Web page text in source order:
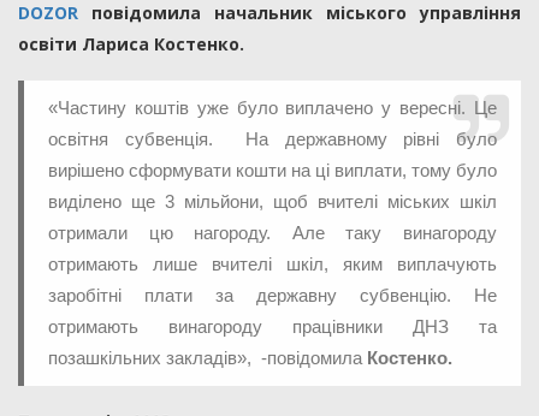
DOZOR повідомила начальник міського управління
освіти Лариса Костенко.
«Частину коштів уже було виплачено у вересні. Це
освітня субвенція. На державному рівні було
вирішено сформувати кошти на ці виплати, тому було
виділено ще 3 мільйони, щоб вчителі міських шкіл
отримали цю нагороду. Але таку винагороду
отримають лише вчителі шкіл, яким виплачують
заробітні плати за державну субвенцію. Не
отримають винагороду працівники ДНЗ та
позашкільних закладів», -повідомила Костенко.